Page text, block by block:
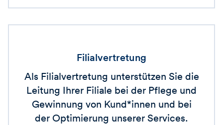
Filialvertretung
Als Filialvertretung unterstützen Sie die
Leitung Ihrer Filiale bei der Pflege und
Gewinnung von Kund*innen und bei
der Optimierung unserer Services.